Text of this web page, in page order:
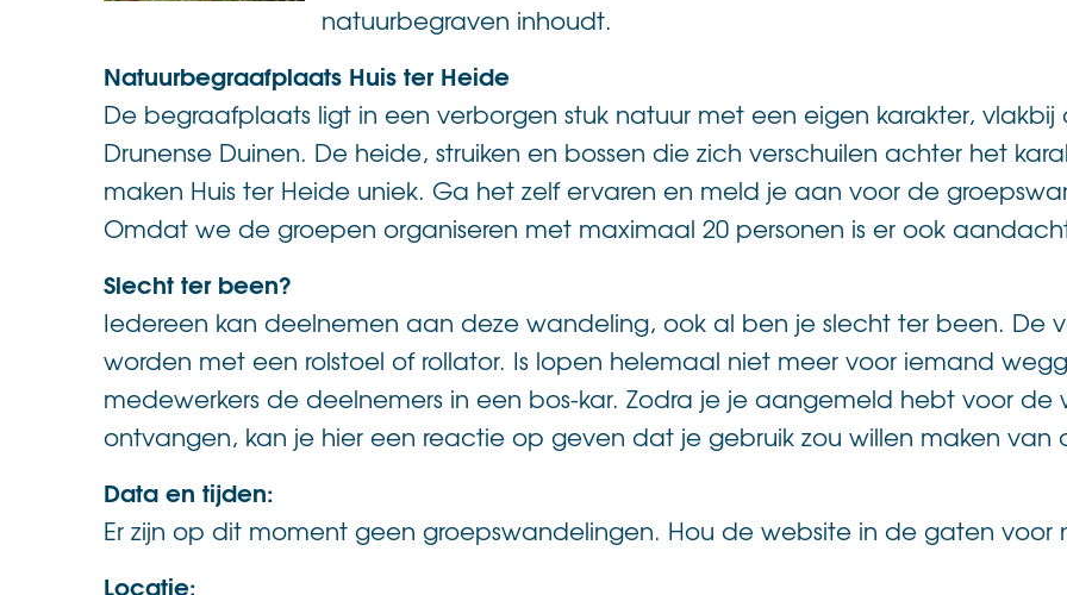
natuurbegraven inhoudt.
Natuurbegraafplaats Huis ter Heide
De begraafplaats ligt in een verborgen stuk natuur met een eigen karakter, vlakbij
Drunense Duinen. De heide, struiken en bossen die zich verschuilen achter het
maken Huis ter Heide uniek. Ga het zelf ervaren en meld je aan voor de
Omdat we de groepen organiseren met maximaal 20 personen is er ook
Slecht ter been?
Iedereen kan deelnemen aan deze wandeling, ook al ben je slecht ter been. De
worden met een rolstoel of rollator. Is lopen helemaal niet meer voor iemand
medewerkers de deelnemers in een bos-kar. Zodra je je aangemeld hebt voor
ontvangen, kan je hier een reactie op geven dat je gebruik zou willen maken van
Data en tijden:
Er zijn op dit moment geen groepswandelingen. Hou de website in de gaten voor
Locatie: